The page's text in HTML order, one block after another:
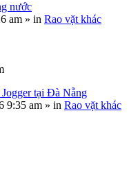
nước
am » in Rao vặt khác
tại Đà Nẵng
9:35 am » in Rao vặt khác